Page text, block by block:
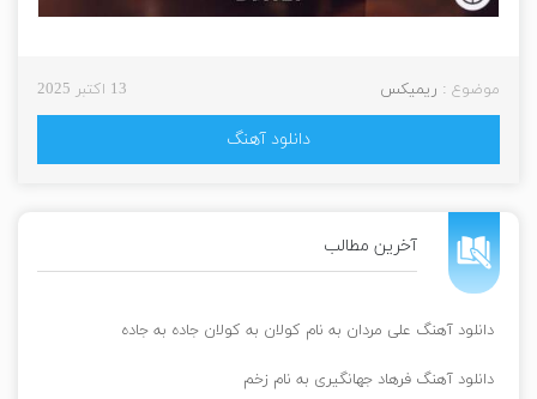
آخرین مطالب
دانلود آهنگ علی مردان به نام کولان به کولان جاده به جاده
دانلود آهنگ فرهاد جهانگیری به نام زخم
موضوع : ریمیکس 13 اکتبر 2025
دانلود آهنگ